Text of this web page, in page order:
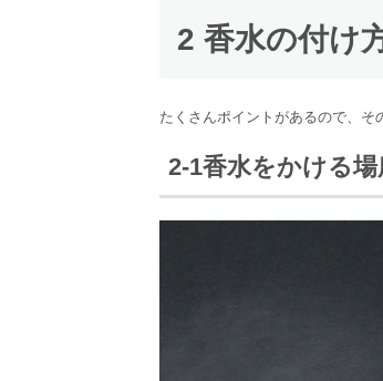
2 香水の付け
たくさんポイントがあるので、そ
2-1香水をかける場